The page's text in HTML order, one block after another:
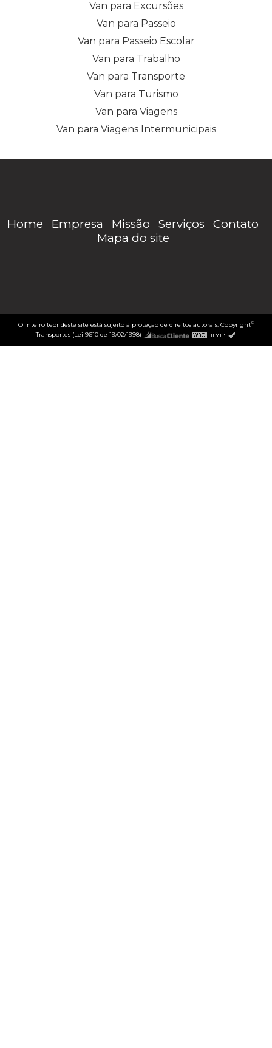
Van para Excursões
Van para Passeio
Van para Passeio Escolar
Van para Trabalho
Van para Transporte
Van para Turismo
Van para Viagens
Van para Viagens Intermunicipais
Home Empresa Missão Serviços
Contato
Mapa do site
O inteiro teor deste site está sujeito à proteção de direitos autorais. Copyright©
Transportes (Lei 9610 de 19/02/1998)